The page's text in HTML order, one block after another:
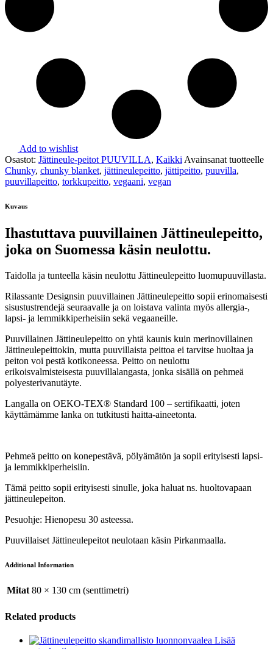
Add to wishlist
Osastot: Jättineule-peitot PUUVILLA, Kaikki Avainsanat tuotteelle
Chunky, chunky blanket, jättineulepeitto, jättipeitto, puuvilla,
puuvillapeitto, torkkupeitto, vegaani, vegan
Kuvaus
Ihastuttava puuvillainen Jättineulepeitto,
joka on Suomessa käsin neulottu.
Taidolla ja tunteella käsin neulottu Jättineulepeitto luomupuuvillasta.
Rilassante Designsin puuvillainen Jättineulepeitto sopii erinomaisesti
sisustustrendejä seuraavalle ja on loistava valinta myös allergia-,
lapsi- ja lemmikkiperheisiin sekä vegaaneille.
Puuvillainen Jättineulepeitto on yhtä kaunis kuin merinovillainen
Jättineulepeittokin, mutta puuvillaista peittoa ei tarvitse huoltaa ja
peiton voi pestä kotikoneessa. Peitto on neulottu
erikoisvalmisteisesta puuvillalangasta, jonka sisällä on pehmeä
polyesterivanutäyte.
Langalla on OEKO-TEX® Standard 100 – sertifikaatti, joten
käyttämämme lanka on tutkitusti haitta-aineetonta.
Pehmeä peitto on konepestävä, pölyämätön ja sopii erityisesti lapsi-
ja lemmikkiperheisiin.
Tämä peitto sopii erityisesti sinulle, joka haluat ns. huoltovapaan
jättineulepeiton.
Pesuohje: Hienopesu 30 asteessa.
Puuvillaiset Jättineulepeitot neulotaan käsin Pirkanmaalla.
Additional Information
Mitat 80 × 130 cm (senttimetri)
Related products
Lisää